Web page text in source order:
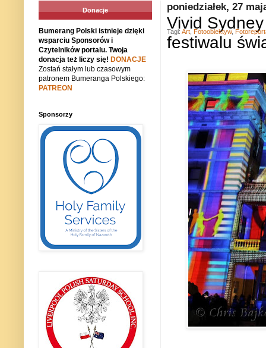
poniedziałek, 27
Vivid
festiwalu
Tagi: Art Fotoobiektyw,
Donacje
Bumerang Polski istnieje dzięki
wsparciu Sponsorów i
Czytelników portalu. Twoja
donacja też liczy się! DONACJE
Zostań stałym lub czasowym
patronem Bumeranga Polskiego:
PATREON
Sponsorzy